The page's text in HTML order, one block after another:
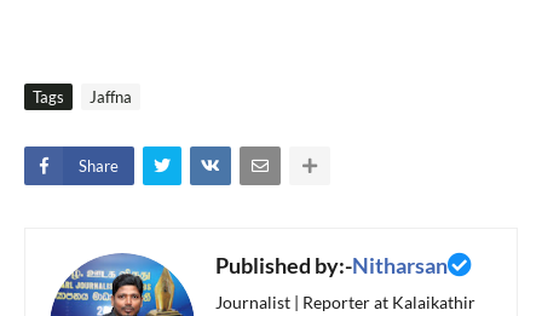
Tags Jaffna
Share
Published by:-Nitharsan
Journalist | Reporter at Kalaikathir